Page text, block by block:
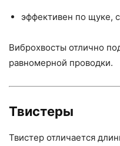
эффективен по щуке,
Виброхвосты отлично
равномерной проводки.
Твистеры
Твистер отличается